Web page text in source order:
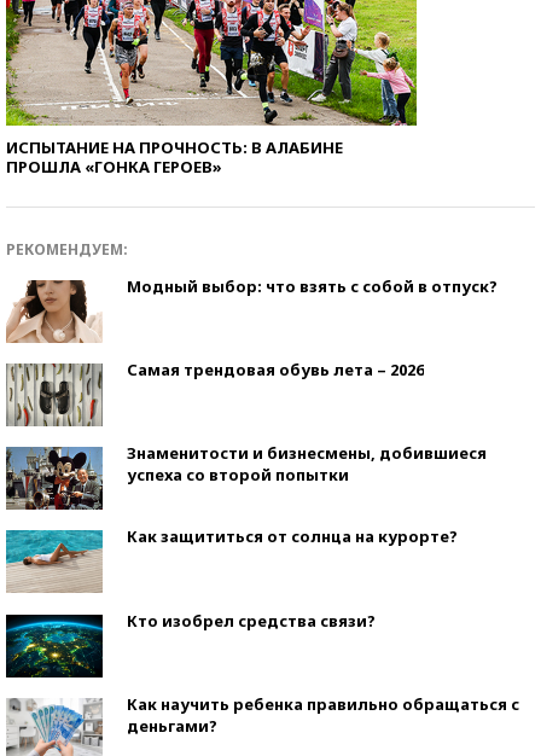
ИСПЫТАНИЕ НА ПРОЧНОСТЬ: В АЛАБИНЕ
ПРОШЛА «ГОНКА ГЕРОЕВ»
РЕКОМЕНДУЕМ:
Модный выбор: что взять с собой в отпуск?
Самая трендовая обувь лета – 2026
Знаменитости и бизнесмены, добившиеся
успеха со второй попытки
Как защититься от солнца на курорте?
Кто изобрел средства связи?
Как научить ребенка правильно обращаться с
деньгами?